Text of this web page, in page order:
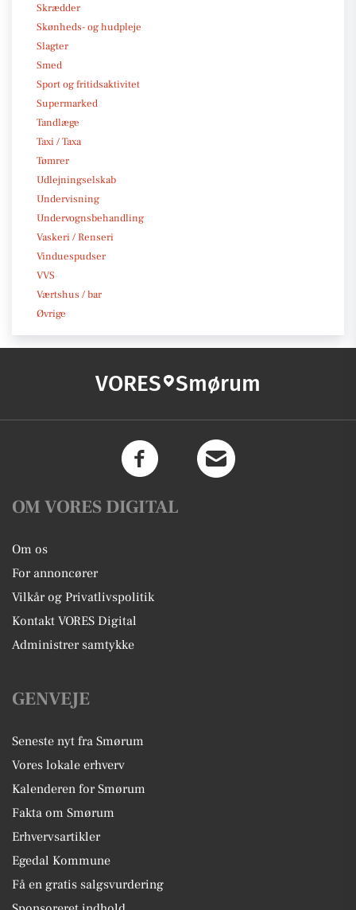
Skrædder
Skønheds- og hudpleje
Slagter
Smed
Sport og fritidsaktivitet
Supermarked
Tandlæge
Taxi / Taxa
Tømrer
Udlejningselskab
Undervisning
Undervognsbehandling
Vaskeri / Renseri
Vinduespudser
VVS
Værtshus / bar
Øvrige
VORES Smørum
OM VORES DIGITAL
Om os
For annoncører
Vilkår og Privatlivspolitik
Kontakt VORES Digital
Administrer samtykke
GENVEJE
Seneste nyt fra Smørum
Vores lokale erhverv
Kalenderen for Smørum
Fakta om Smørum
Erhvervsartikler
Egedal Kommune
Få en gratis salgsvurdering